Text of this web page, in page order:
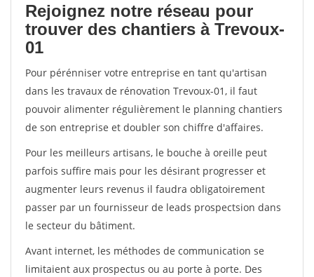
Rejoignez notre réseau pour
trouver des chantiers à Trevoux-
01
Pour pérénniser votre entreprise en tant qu'artisan
dans les travaux de rénovation Trevoux-01, il faut
pouvoir alimenter régulièrement le planning chantiers
de son entreprise et doubler son chiffre d'affaires.
Pour les meilleurs artisans, le bouche à oreille peut
parfois suffire mais pour les désirant progresser et
augmenter leurs revenus il faudra obligatoirement
passer par un fournisseur de leads prospectsion dans
le secteur du bâtiment.
Avant internet, les méthodes de communication se
limitaient aux prospectus ou au porte à porte. Des